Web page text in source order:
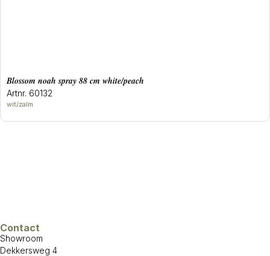
blossom noah spray 88 cm white/peach
Artnr. 60132
wit/zalm
Contact
Showroom
Dekkersweg 4